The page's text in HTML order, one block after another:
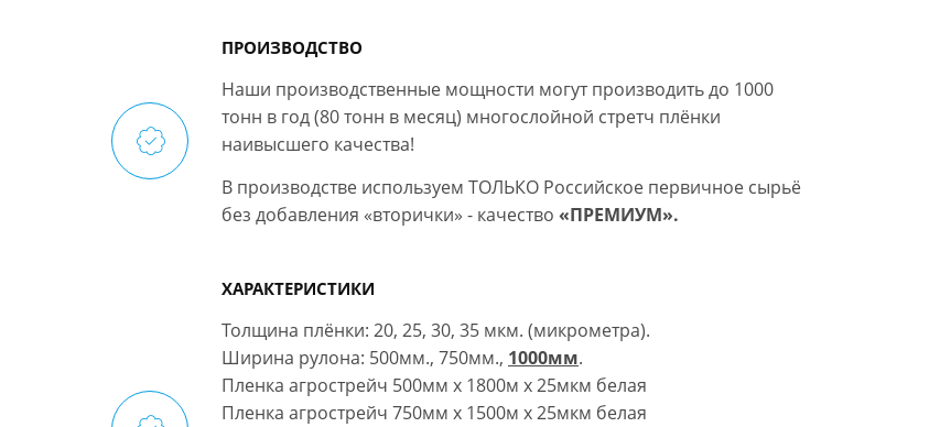
ПРОИЗВОДСТВО
Наши производственные мощности могут производить до 1000
тонн в год (80 тонн в месяц) многослойной стретч плёнки
наивысшего качества!
В производстве используем ТОЛЬКО Российское первичное сырьё
без добавления «вторички» - качество «ПРЕМИУМ».
ХАРАКТЕРИСТИКИ
Толщина плёнки: 20, 25, 30, 35 мкм. (микрометра).
Ширина рулона: 500мм., 750мм., 1000мм.
Пленка агрострейч 500мм х 1800м х 25мкм белая
Пленка агрострейч 750мм х 1500м х 25мкм белая